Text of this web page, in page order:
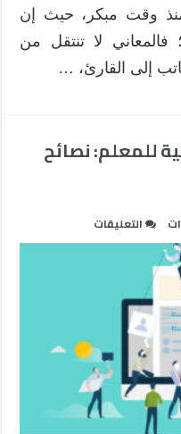
منذ وقت مبكر، حيث إن
فالمعاني لا تنتقل من
إلى القارئ، …
للمعلم: نصائح
التعليقات
تصميم
نصائح
وقوالب
جاهزة
مغلقة